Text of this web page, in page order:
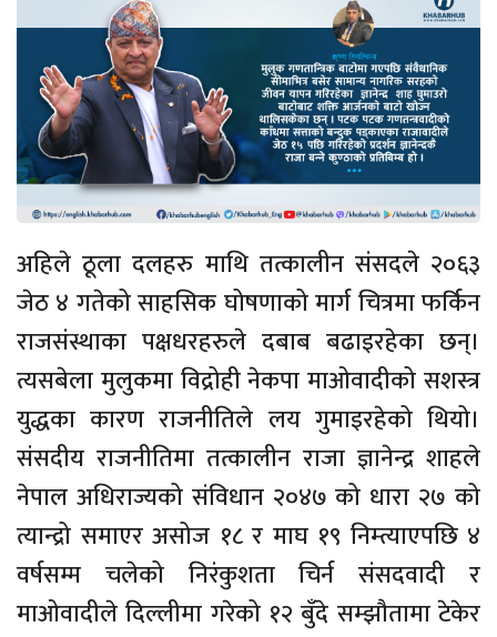
अहिले ठूला दलहरु माथि तत्कालीन संसदले २०६३
जेठ ४ गतेको साहसिक घोषणाको मार्ग चित्रमा फर्किन
राजसंस्थाका पक्षधरहरुले दबाब बढाइरहेका छन्।
त्यसबेला मुलुकमा विद्रोही नेकपा माओवादीको सशस्त्र
युद्धका कारण राजनीतिले लय गुमाइरहेको थियो।
संसदीय राजनीतिमा तत्कालीन राजा ज्ञानेन्द्र शाहले
नेपाल अधिराज्यको संविधान २०४७ को धारा २७ को
त्यान्द्रो समाएर असोज १८ र माघ १९ निम्त्याएपछि ४
वर्षसम्म चलेको निरंकुशता चिर्न संसदवादी र
माओवादीले दिल्लीमा गरेको १२ बुँदे सम्झौतामा टेकेर